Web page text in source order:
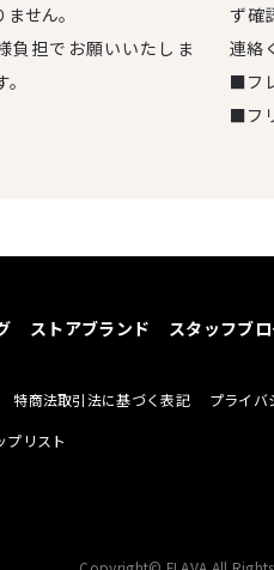
せん。
負担でお願いいたしま
ず確
連絡
■フ
■フ
ストアブランド スタッフブ
特商法取引法に基づく表記 プライバ
プリスト